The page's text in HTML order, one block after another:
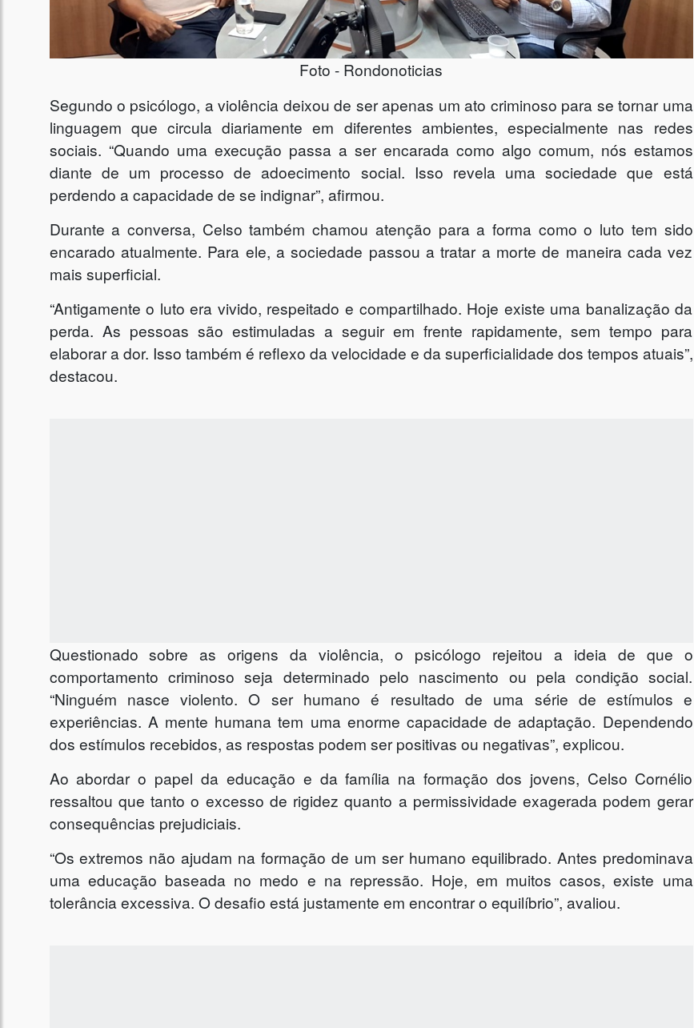
Foto - Rondonoticias
Segundo o psicólogo, a violência deixou de ser apenas um ato criminoso para se tornar uma
linguagem que circula diariamente em diferentes ambientes, especialmente nas redes
sociais. “Quando uma execução passa a ser encarada como algo comum, nós estamos
diante de um processo de adoecimento social. Isso revela uma sociedade que está
perdendo a capacidade de se indignar”, afirmou.
Durante a conversa, Celso também chamou atenção para a forma como o luto tem sido
encarado atualmente. Para ele, a sociedade passou a tratar a morte de maneira cada vez
mais superficial.
“Antigamente o luto era vivido, respeitado e compartilhado. Hoje existe uma banalização da
perda. As pessoas são estimuladas a seguir em frente rapidamente, sem tempo para
elaborar a dor. Isso também é reflexo da velocidade e da superficialidade dos tempos atuais”,
destacou.
Questionado sobre as origens da violência, o psicólogo rejeitou a ideia de que o
comportamento criminoso seja determinado pelo nascimento ou pela condição social.
“Ninguém nasce violento. O ser humano é resultado de uma série de estímulos e
experiências. A mente humana tem uma enorme capacidade de adaptação. Dependendo
dos estímulos recebidos, as respostas podem ser positivas ou negativas”, explicou.
Ao abordar o papel da educação e da família na formação dos jovens, Celso Cornélio
ressaltou que tanto o excesso de rigidez quanto a permissividade exagerada podem gerar
consequências prejudiciais.
“Os extremos não ajudam na formação de um ser humano equilibrado. Antes predominava
uma educação baseada no medo e na repressão. Hoje, em muitos casos, existe uma
tolerância excessiva. O desafio está justamente em encontrar o equilíbrio”, avaliou.